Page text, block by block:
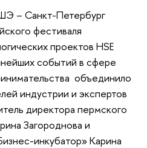
– Санкт-Петербург
фестиваля
проектов HSE
событий в сфере
объединило
индустрии и экспертов
директора пермского
Загороднова и
инкубатор» Карина